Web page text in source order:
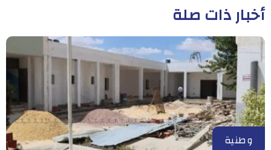
أخبار ذات صلة
وطنية